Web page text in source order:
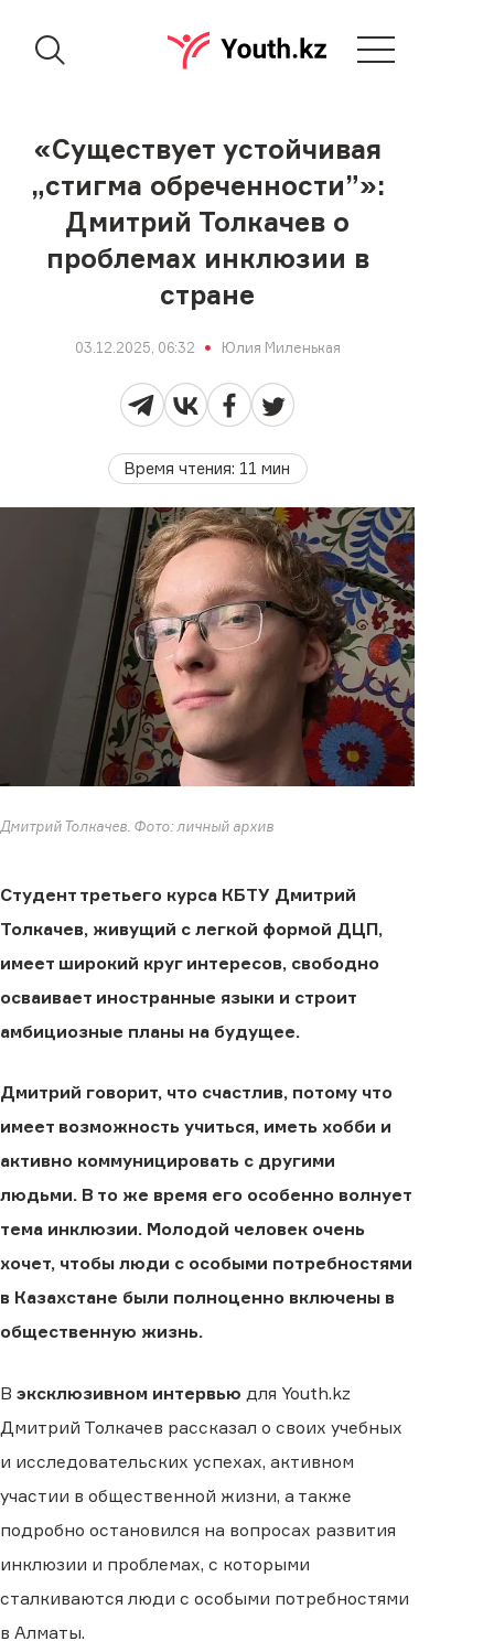
«Существует устойчивая
„стигма обреченности”»:
Дмитрий Толкачев о
проблемах инклюзии в
стране
03.12.2025, 06:32 Юлия Миленькая
Время чтения: 11 мин
Дмитрий Толкачев. Фото: личный архив
Студент третьего курса КБТУ Дмитрий
Толкачев, живущий с легкой формой ДЦП,
имеет широкий круг интересов, свободно
осваивает иностранные языки и строит
амбициозные планы на будущее.
Дмитрий говорит, что счастлив, потому что
имеет возможность учиться, иметь хобби и
активно коммуницировать с другими
людьми. В то же время его особенно волнует
тема инклюзии. Молодой человек очень
хочет, чтобы люди с особыми потребностями
в Казахстане были полноценно включены в
общественную жизнь.
В эксклюзивном интервью для Youth.kz
Дмитрий Толкачев рассказал о своих учебных
и исследовательских успехах, активном
участии в общественной жизни, а также
подробно остановился на вопросах развития
инклюзии и проблемах, с которыми
сталкиваются люди с особыми потребностями
в Алматы.